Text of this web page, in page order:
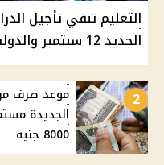
التعليم تنفي تأجيل
الجديد 12 سبتمبر والدولية 6 سبتمبر
2
8000 جنيه